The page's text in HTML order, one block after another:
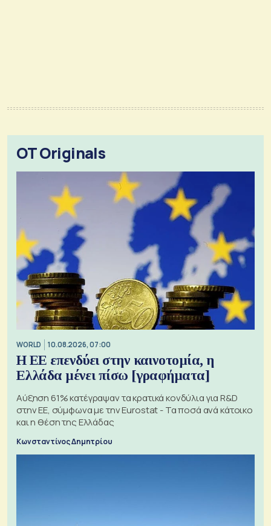
OT Originals
WORLD 10.08.2026, 07:00
Η ΕΕ επενδύει στην καινοτομία, η
Ελλάδα μένει πίσω [γραφήματα]
Αύξηση 61% κατέγραψαν τα κρατικά κονδύλια για R&D
στην ΕΕ, σύμφωνα με την Eurostat - Τα ποσά ανά κάτοικο
και η θέση της Ελλάδας
Κωνσταντίνος Δημητρίου